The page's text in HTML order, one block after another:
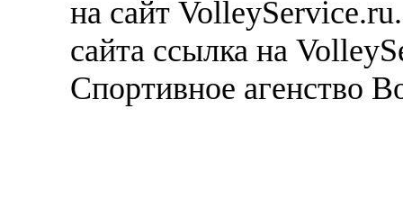
на сайт
сайта ссылка на
Спортивное агенство